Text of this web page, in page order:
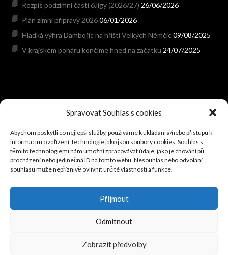
Spravovat Souhlas s cookies
Abychom poskytli co nejlepší služby, používáme k ukládání a/nebo přístupu k
informacím o zařízení, technologie jako jsou soubory cookies. Souhlas s
těmito technologiemi nám umožní zpracovávat údaje, jako je chování při
procházení nebo jedinečná ID na tomto webu. Nesouhlas nebo odvolání
souhlasu může nepříznivě ovlivnit určité vlastnosti a funkce.
Příjmout
Odmítnout
Zobrazit předvolby
Rozpis podzimní části 6.ligy (2026/27) 26/06/2026
Plán zimní přípravy 202606/01/2026
Hladká výhra Dambořic na hřišti Velkých Němčic 09/08/2025
V krajském poháru končíme hned na začátku 24/07/2025
HODONÍNSKÝ FOTBAL
PROGRAM NA VÍKEND: Hraje se 7.-9.srpna 202605/08/2026
Přípravné zápasy před sezónou (červenec, srpen 2026)
03/08/2026
V neděli se dohrávalo 2.kolo okresního poháru
V krajském poháru postupují Rohatec, Dubňany, Šardice a
© 2026 TJ SOKOL DAMBOŘICE